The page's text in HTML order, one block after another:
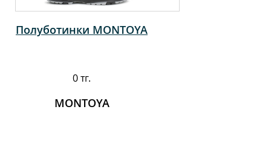
Полуботинки MONTOYA
0 тг.
MONTOYA